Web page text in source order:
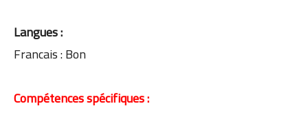
Langues :
Francais : Bon
Compétences spécifiques :